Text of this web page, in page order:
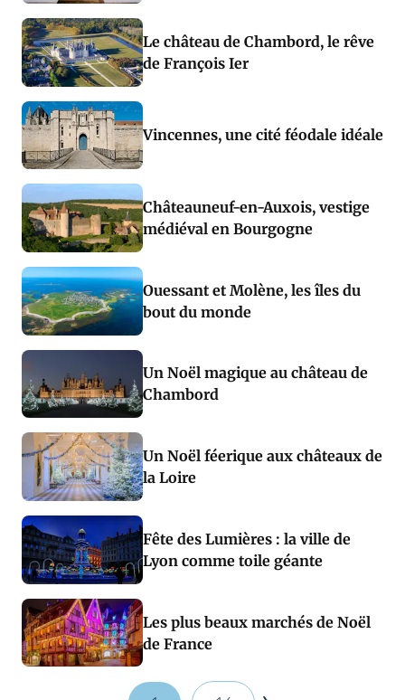
Le château de Chambord, le rêve
de François Ier
Vincennes, une cité féodale idéale
Châteauneuf-en-Auxois, vestige
médiéval en Bourgogne
Ouessant et Molène, les îles du
bout du monde
Un Noël magique au château de
Chambord
Un Noël féerique aux châteaux de
la Loire
Fête des Lumières : la ville de
Lyon comme toile géante
Les plus beaux marchés de Noël
de France